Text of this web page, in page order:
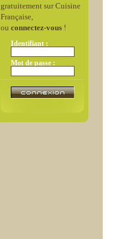
gratuitement sur Cuisine
Française,
ou connectez-vous!
Identifiant :
Mot de passe :